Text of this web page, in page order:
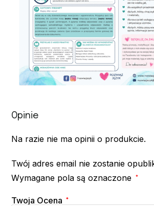
Opinie
Na razie nie ma opinii o produkcie.
Twój adres email nie zostanie
Wymagane pola są oznaczone
*
Twoja Ocena *